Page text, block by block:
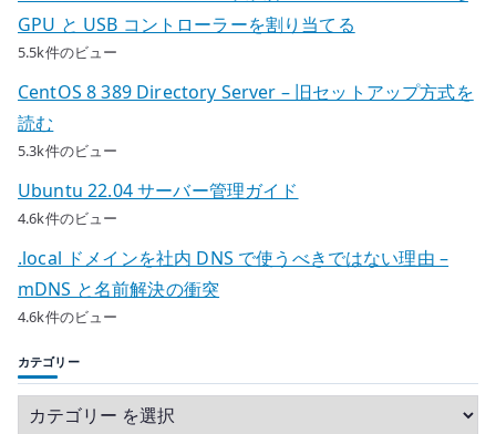
GPU と USB コントローラーを割り当てる
5.5k件のビュー
CentOS 8 389 Directory Server – 旧セットアップ方式を
読む
5.3k件のビュー
Ubuntu 22.04 サーバー管理ガイド
4.6k件のビュー
.local ドメインを社内 DNS で使うべきではない理由 –
mDNS と名前解決の衝突
4.6k件のビュー
カテゴリー